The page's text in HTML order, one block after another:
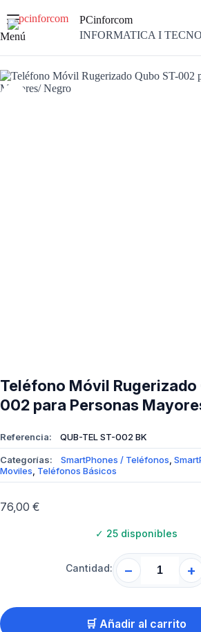
contenido
Menú
PCinforcom
INFORMATICA I
Teléfono Móvil Rugerizado
002 para Personas
Referencia: QUB-TEL ST-002 BK
Categorías: SmartPhones / Teléfonos,
Moviles, Teléfonos Básicos
76,00 €
✓ 25 disponibles
Cantidad: − +
🛒 Añadir al carrito